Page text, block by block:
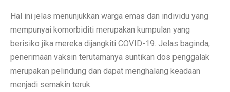
Hal ini jelas menunjukkan warga emas dan individu yang
mempunyai komorbiditi merupakan kumpulan yang
berisiko jika mereka dijangkiti COVID-19. Jelas baginda,
penerimaan vaksin terutamanya suntikan dos penggalak
merupakan pelindung dan dapat menghalang keadaan
menjadi semakin teruk.